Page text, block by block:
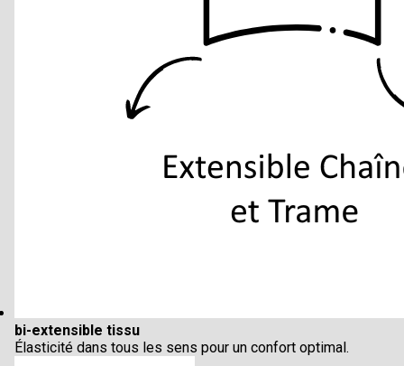
bi-extensible tissu
Élasticité dans tous les sens pour un confort optimal.